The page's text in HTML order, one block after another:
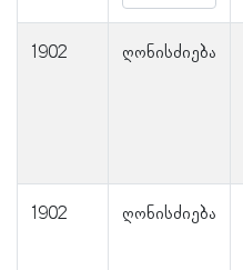
1902 ღონისძიება
1902 ღონისძიება